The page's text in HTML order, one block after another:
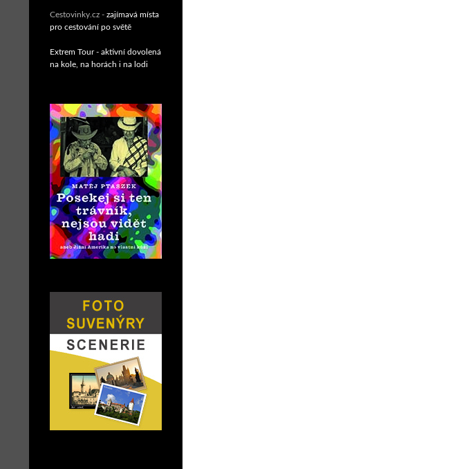
Cestovinky.cz - zajímavá místa
pro cestování po světě
Extrem Tour - aktivní dovolená
na kole, na horách i na lodi